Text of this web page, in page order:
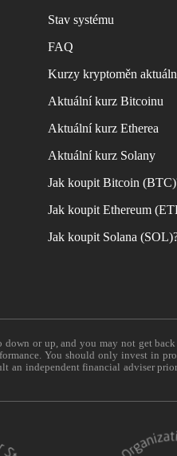
Stav systému
FAQ
Kurzy kryptoměn
Aktuální kurz Bitcoinu
Aktuální kurz Etherea
Aktuální kurz Solany
Jak koupit Bitcoin
Jak koupit Ethereum
Jak koupit Solana
or up, and you may not get
You should only invest in
independent financial adviser